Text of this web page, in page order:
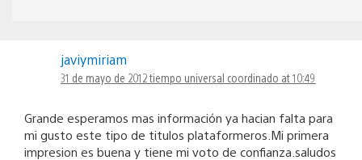
javiymiriam
31 de mayo de 2012 tiempo universal coordinado at 10:49
Grande esperamos mas información ya hacian falta para
mi gusto este tipo de titulos plataformeros.Mi primera
impresion es buena y tiene mi voto de confianza.saludos